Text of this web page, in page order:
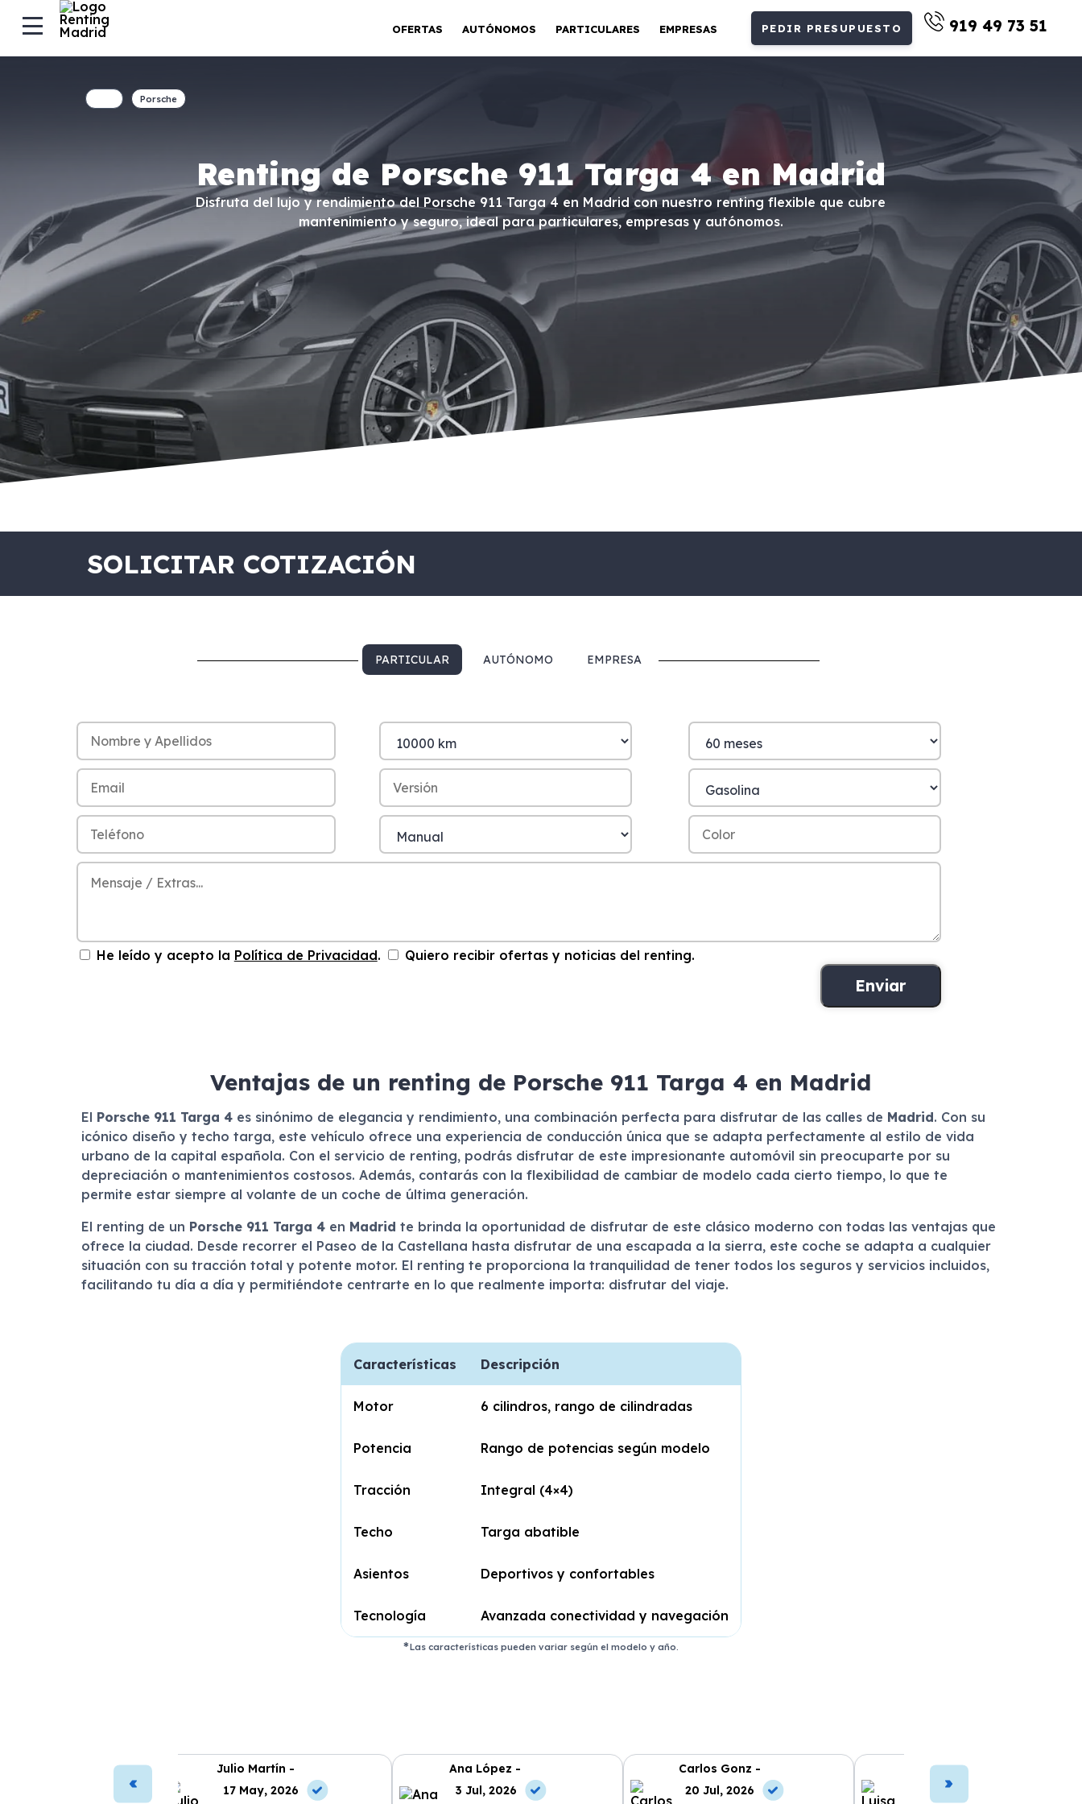
OFERTAS AUTÓNOMOS PARTICULARES EMPRESAS PEDIR PRESUPUESTO 919 49 73 51
Renting de Porsche 911 Targa 4 en Madrid
Disfruta del lujo y rendimiento del Porsche 911 Targa 4 en Madrid con nuestro renting flexible que cubre
mantenimiento y seguro, ideal para particulares, empresas y autónomos.
Porsche
SOLICITAR COTIZACIÓN
PARTICULAR AUTÓNOMO EMPRESA
He leído y acepto la Política de Privacidad. Quiero recibir ofertas y noticias del renting.
Ventajas de un renting de Porsche 911 Targa 4 en Madrid
El Porsche 911 Targa 4es sinónimo de elegancia y rendimiento, una combinación perfecta para disfrutar de las calles de Madrid. Con su
icónico diseño y techo targa, este vehículo ofrece una experiencia de conducción única que se adapta perfectamente al estilo de vida
urbano de la capital española. Con el servicio de renting, podrás disfrutar de este impresionante automóvil sin preocuparte por su
depreciación o mantenimientos costosos. Además, contarás con la flexibilidad de cambiar de modelo cada cierto tiempo, lo que te
permite estar siempre al volante de un coche de última generación.
El renting de un Porsche 911 Targa 4en Madrid te brinda la oportunidad de disfrutar de este clásico moderno con todas las ventajas que
ofrece la ciudad. Desde recorrer el Paseo de la Castellana hasta disfrutar de una escapada a la sierra, este coche se adapta a cualquier
situación con su tracción total y potente motor. El renting te proporciona la tranquilidad de tener todos los seguros y servicios incluidos,
facilitando tu día a día y permitiéndote centrarte en lo que realmente importa: disfrutar del viaje.
Características Descripción
Motor 6 cilindros, rango de cilindradas
Potencia Rango de potencias según modelo
Tracción Integral (4×4)
Techo Targa abatible
Asientos Deportivos y confortables
Tecnología Avanzada conectividad y navegación
Las características pueden variar según el modelo y año.
Julio Martín -
17 May, 2026
Ana López -
3 Jul, 2026
Carlos Gonz -
20 Jul, 2026
Luisa Ramo -
10 Jul, 2026